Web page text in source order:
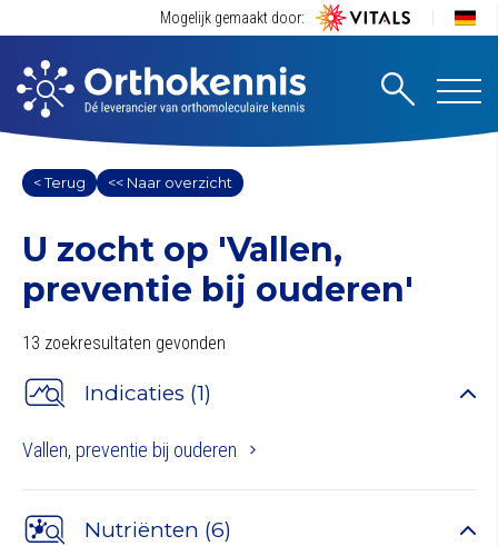
Mogelijk gemaakt door:
< Terug << Naar overzicht
U zocht op 'Vallen,
preventie bij ouderen'
13 zoekresultaten gevonden
Indicaties (1)
Vallen, preventie bij ouderen
Nutriënten (6)